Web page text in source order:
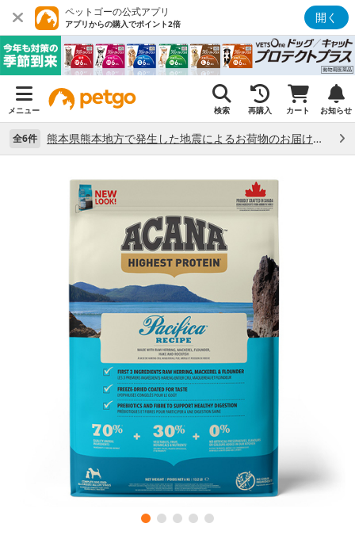
ペットゴーの公式アプリ
アプリからの購入でポイント2倍 開く
メニュー 検索 再購入 カート お知らせ
全6件 熊本県熊本地方で発生した地震によるお荷物のお届け状況について （7/28）